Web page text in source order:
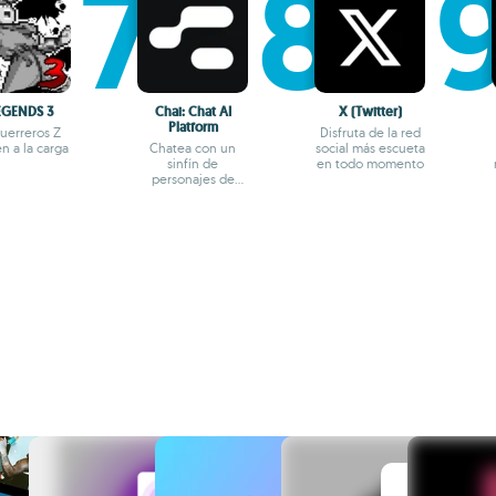
3
Z
a la carga
Chai: Chat AI
Platform
Chatea con un
sinfín de
personajes de
X (Twitter)
Disfruta de la red
social más escueta
en todo momento